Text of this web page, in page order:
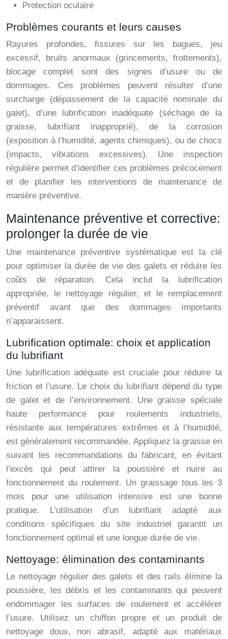
Protection oculaire
Problèmes courants et leurs causes
Rayures profondes, fissures sur les bagues, jeu
excessif, bruits anormaux (grincements, frottements),
blocage complet sont des signes d’usure ou de
dommages. Ces problèmes peuvent résulter d’une
surcharge (dépassement de la capacité nominale du
galet), d’une lubrification inadéquate (séchage de la
graisse, lubrifiant inapproprié), de la corrosion
(exposition à l’humidité, agents chimiques), ou de chocs
(impacts, vibrations excessives). Une inspection
régulière permet d’identifier ces problèmes précocement
et de planifier les interventions de maintenance de
manière préventive.
Maintenance préventive et corrective:
prolonger la durée de vie
Une maintenance préventive systématique est la clé
pour optimiser la durée de vie des galets et réduire les
coûts de réparation. Cela inclut la lubrification
appropriée, le nettoyage régulier, et le remplacement
préventif avant que des dommages importants
n’apparaissent.
Lubrification optimale: choix et application
du lubrifiant
Une lubrification adéquate est cruciale pour réduire la
friction et l’usure. Le choix du lubrifiant dépend du type
de galet et de l’environnement. Une graisse spéciale
haute performance pour roulements industriels,
résistante aux températures extrêmes et à l’humidité,
est généralement recommandée. Appliquez la graisse en
suivant les recommandations du fabricant, en évitant
l’excès qui peut attirer la poussière et nuire au
fonctionnement du roulement. Un graissage tous les 3
mois pour une utilisation intensive est une bonne
pratique. L’utilisation d’un lubrifiant adapté aux
conditions spécifiques du site industriel garantit un
fonctionnement optimal et une longue durée de vie.
Nettoyage: élimination des contaminants
Le nettoyage régulier des galets et des rails élimine la
poussière, les débris et les contaminants qui peuvent
endommager les surfaces de roulement et accélérer
l’usure. Utilisez un chiffon propre et un produit de
nettoyage doux, non abrasif, adapté aux matériaux